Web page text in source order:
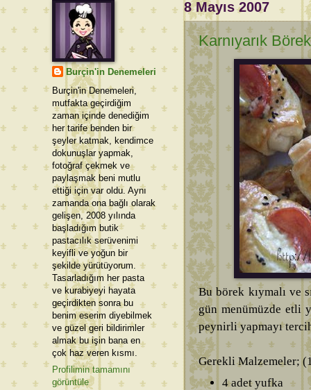
8 Mayıs 2007
Karnıyarık Börek
Bu börek kıymalı ve
gün menümüzde etli
peynirli yapmayı
Gerekli Malzemeler;
4 adet yufka
Burçin'in Denemeleri
Burçin'in Denemeleri,
mutfakta geçirdiğim
zaman içinde denediğim
her tarife benden bir
şeyler katmak, kendimce
dokunuşlar yapmak,
fotoğraf çekmek ve
paylaşmak beni mutlu
ettiği için var oldu. Aynı
zamanda ona bağlı olarak
gelişen, 2008 yılında
başladığım butik
pastacılık serüvenimi
keyifli ve yoğun bir
şekilde yürütüyorum.
Tasarladığım her pasta
ve kurabiyeyi hayata
geçirdikten sonra bu
benim eserim diyebilmek
ve güzel geri bildirimler
almak bu işin bana en
çok haz veren kısmı.
Profilimin tamamını
görüntüle